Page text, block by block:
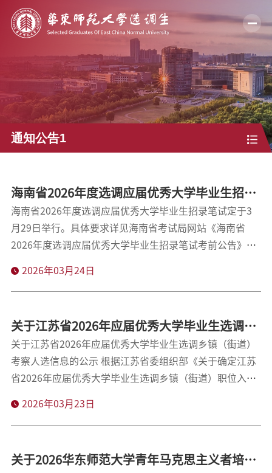
通知公告1
海南省2026年度选调应届优秀大学毕业生招录
笔试考前有关通知
海南省2026年度选调应届优秀大学毕业生招录笔试定于3
月29日举行。具体要求详见海南省考试局网站《海南省
2026年度选调应届优秀大学毕业生招录笔试考前公告》
2026年03月24日
关于江苏省2026年应届优秀大学毕业生选调乡
镇（街道）职位考察人选信息的公示
关于江苏省2026年应届优秀大学毕业生选调乡镇（街道）
考察人选信息的公示 根据江苏省委组织部《关于确定江苏
省2026年应届优秀大学毕业生选调乡镇（街道）职位入围
式实名向选调生工作办公室如实反映。
2026年03月23日
关于2026华东师范大学青年马克思主义者培养